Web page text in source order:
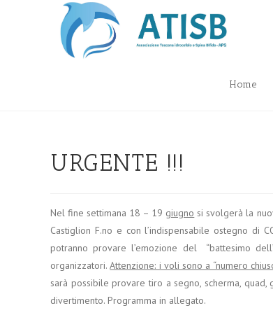
Home
URGENTE !!!
Nel fine settimana 18 – 19 giugno si svolgerà la
Castiglion F.no e con l’indispensabile ostegno di
potranno provare l’emozione del “battesimo
organizzatori.Attenzione: i voli sono a “numero
sarà possibile provare tiro a segno, scherma, quad,
divertimento. Programma in allegato.